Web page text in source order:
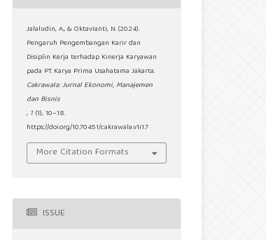
Jalaludin, A., & Oktavianti, N. (2024).
Pengaruh Pengembangan Karir dan
Disiplin Kerja terhadap Kinerja Karyawan
pada PT. Karya Prima Usahatama Jakarta.
Cakrawala: Jurnal Ekonomi, Manajemen
dan Bisnis
, 1 (1), 10–18.
https://doi.org/10.70451/cakrawala.v1i1.7
More Citation Formats
ISSUE